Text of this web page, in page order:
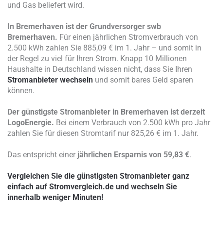
und Gas beliefert wird.
In Bremerhaven ist der Grundversorger swb
Bremerhaven. Für einen jährlichen Stromverbrauch von
2.500 kWh zahlen Sie 885,09 € im 1. Jahr – und somit in
der Regel zu viel für Ihren Strom. Knapp 10 Millionen
Haushalte in Deutschland wissen nicht, dass Sie Ihren
Stromanbieter wechseln und somit bares Geld sparen
können.
Der günstigste Stromanbieter in Bremerhaven ist derzeit
LogoEnergie. Bei einem Verbrauch von 2.500 kWh pro Jahr
zahlen Sie für diesen Stromtarif nur 825,26 € im 1. Jahr.
Das entspricht einer jährlichen Ersparnis von 59,83 €.
Vergleichen Sie die günstigsten Stromanbieter ganz
einfach auf Stromvergleich.de und wechseln Sie
innerhalb weniger Minuten!